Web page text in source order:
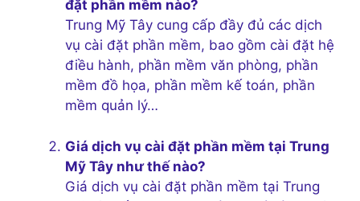
đặt phần mềm nào?
Trung Mỹ Tây cung cấp đầy đủ các dịch
vụ cài đặt phần mềm, bao gồm cài đặt hệ
điều hành, phần mềm văn phòng, phần
mềm đồ họa, phần mềm kế toán, phần
mềm quản lý…
Giá dịch vụ cài đặt phần mềm tại Trung
Mỹ Tây như thế nào?
Giá dịch vụ cài đặt phần mềm tại Trung